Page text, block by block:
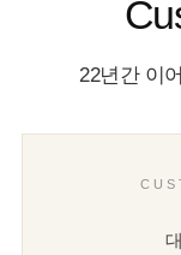
22년간 이